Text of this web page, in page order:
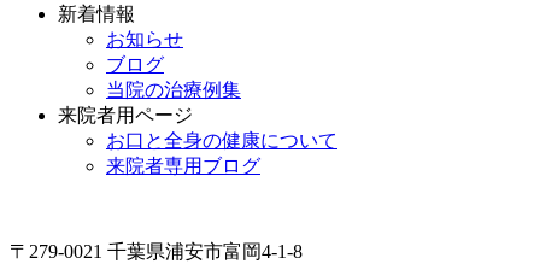
新着情報
お知らせ
ブログ
当院の治療例集
来院者用ページ
お口と全身の健康について
来院者専用ブログ
〒279-0021 千葉県浦安市富岡4-1-8